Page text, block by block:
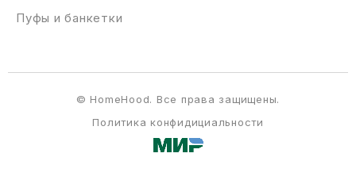
Пуфы и банкетки
Политика конфидициальности
© HomeHood. Все права защищены.